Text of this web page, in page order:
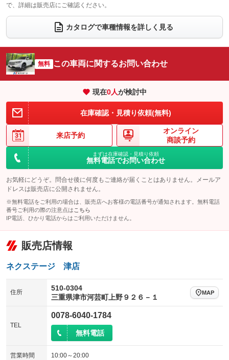
ウォークスルー
：装備なし
電動リアゲート フロントカメラ
：装備なし
：装備なし ：装備なし
サイドカメラ
：装備なし ルーフレール
：装備なし
：装備なし
：装備なし
で、詳細は販売店にご確認ください。
カタログで車種情報を詳しく見る
無料 この車両に関するお問い合わせ
現在0人が検討中
在庫確認・見積り依頼(無料)
来店予約
オンライン
商談予約
まずは在庫確認・見積り依頼
無料電話でお問い合わせ
お気軽にどうぞ。問合せ後に何度もご連絡が届くことはありません。メールア
ドレスは販売店に公開されません。
※無料電話をご利用の場合は、販売店へお客様の電話番号が通知されます。無料電話
番号ご利用の際の注意点は こちら
IP電話、ひかり電話からはご利用いただけません。
販売店情報
ネクステージ 津店
住所
510-0304
三重県津市河芸町上野９２６－１
MAP
TEL
0078-6040-1784
無料電話
営業時間 10:00～20:00